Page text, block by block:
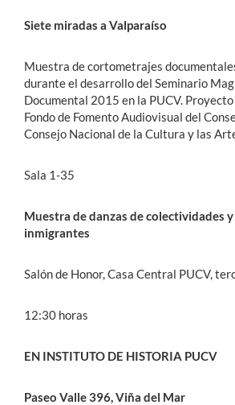
Siete miradas a Valparaíso
Muestra de cortometrajes
durante el desarrollo del Seminario
Documental 2015 en la PUCV.
Fondo de Fomento Audiovisual del
Consejo Nacional de la Cultura y las
Sala 1-35
Muestra de danzas de colectividades
inmigrantes
Salón de Honor, Casa Central PUCV,
12:30 horas
EN INSTITUTO DE HISTORIA PUCV
Paseo Valle 396, Viña del Mar